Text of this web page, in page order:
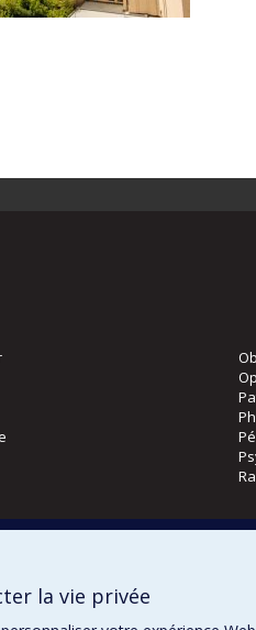
la vie privée